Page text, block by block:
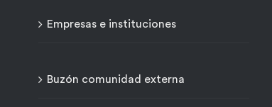
Empresas e instituciones
Buzón comunidad externa